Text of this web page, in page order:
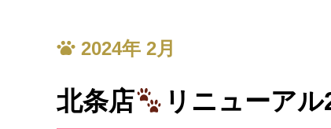
2024年 2月
北条店 リニューア